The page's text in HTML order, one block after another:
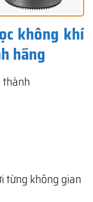
không khí
hãng
thành
từng không gian